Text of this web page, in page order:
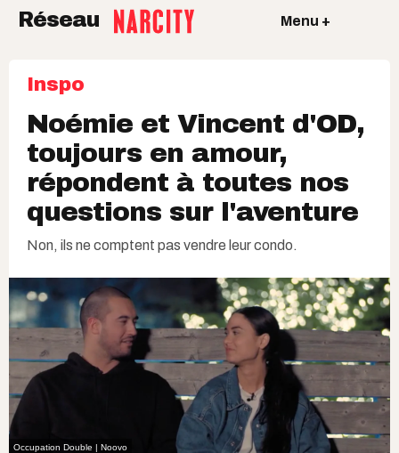
Réseau Menu +
Inspo
Noémie et Vincent d'OD,
toujours en amour,
répondent à toutes nos
questions sur l'aventure
Non, ils ne comptent pas vendre leur condo.
Occupation Double | Noovo